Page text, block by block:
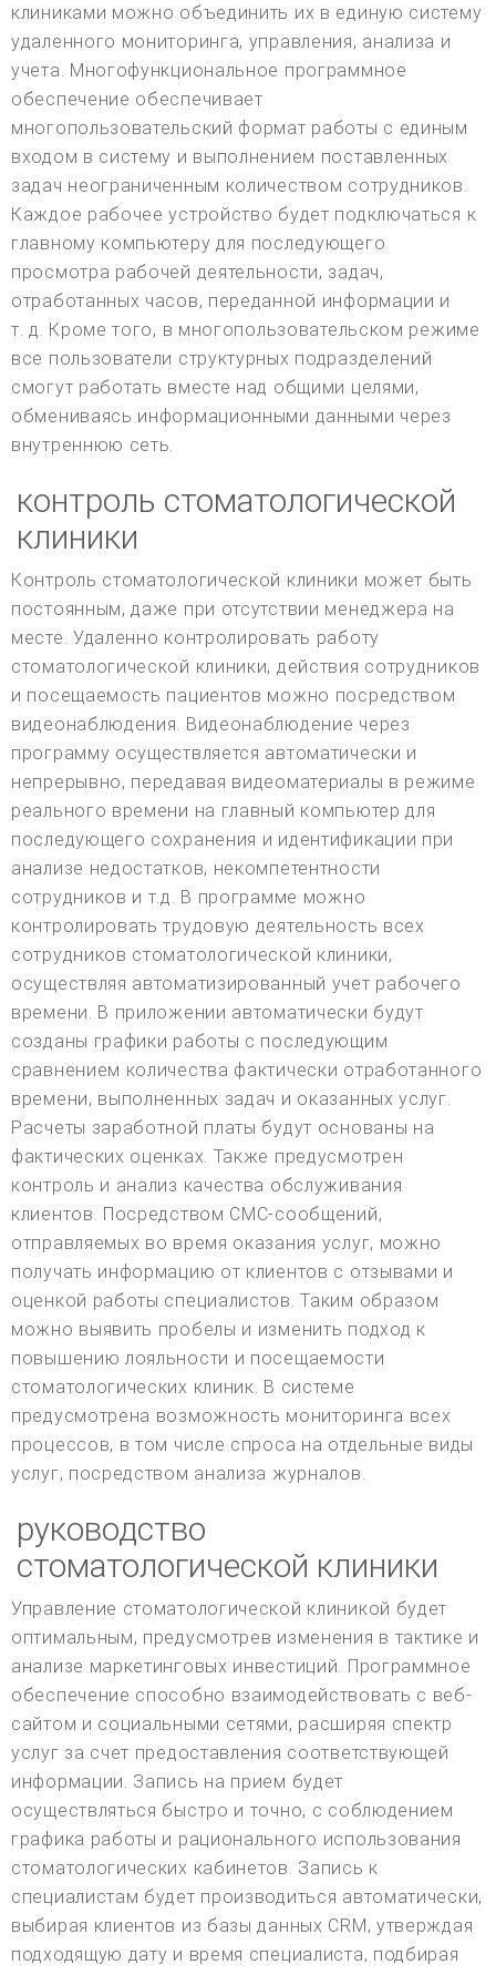
клиниками можно объединить их в единую систему
удаленного мониторинга, управления, анализа и
учета. Многофункциональное программное
обеспечение обеспечивает
многопользовательский формат работы с единым
входом в систему и выполнением поставленных
задач неограниченным количеством сотрудников.
Каждое рабочее устройство будет подключаться к
главному компьютеру для последующего
просмотра рабочей деятельности, задач,
отработанных часов, переданной информации и
т. д. Кроме того, в многопользовательском режиме
все пользователи структурных подразделений
смогут работать вместе над общими целями,
обмениваясь информационными данными через
внутреннюю сеть.
контроль стоматологической
клиники
Контроль стоматологической клиники может быть
постоянным, даже при отсутствии менеджера на
месте. Удаленно контролировать работу
стоматологической клиники, действия сотрудников
и посещаемость пациентов можно посредством
видеонаблюдения. Видеонаблюдение через
программу осуществляется автоматически и
непрерывно, передавая видеоматериалы в режиме
реального времени на главный компьютер для
последующего сохранения и идентификации при
анализе недостатков, некомпетентности
сотрудников и т.д. В программе можно
контролировать трудовую деятельность всех
сотрудников стоматологической клиники,
осуществляя автоматизированный учет рабочего
времени. В приложении автоматически будут
созданы графики работы с последующим
сравнением количества фактически отработанного
времени, выполненных задач и оказанных услуг.
Расчеты заработной платы будут основаны на
фактических оценках. Также предусмотрен
контроль и анализ качества обслуживания
клиентов. Посредством СМС-сообщений,
отправляемых во время оказания услуг, можно
получать информацию от клиентов с отзывами и
оценкой работы специалистов. Таким образом
можно выявить пробелы и изменить подход к
повышению лояльности и посещаемости
стоматологических клиник. В системе
предусмотрена возможность мониторинга всех
процессов, в том числе спроса на отдельные виды
услуг, посредством анализа журналов.
руководство
стоматологической клиники
Управление стоматологической клиникой будет
оптимальным, предусмотрев изменения в тактике и
анализе маркетинговых инвестиций. Программное
обеспечение способно взаимодействовать с веб-
сайтом и социальными сетями, расширяя спектр
услуг за счет предоставления соответствующей
информации. Запись на прием будет
осуществляться быстро и точно, с соблюдением
графика работы и рационального использования
стоматологических кабинетов. Запись к
специалистам будет производиться автоматически,
выбирая клиентов из базы данных CRM, утверждая
подходящую дату и время специалиста, подбирая